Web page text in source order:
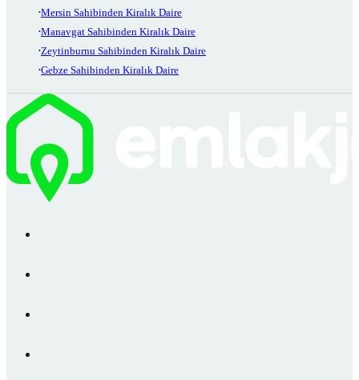
Mersin Sahibinden Kiralık Daire
Manavgat Sahibinden Kiralık Daire
Zeytinburnu Sahibinden Kiralık Daire
Gebze Sahibinden Kiralık Daire